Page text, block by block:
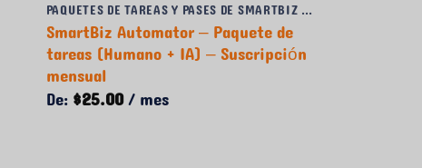
PAQUETES DE TAREAS Y PASES DE SMARTBIZ AUTOMATOR
SmartBiz Automator – Paquete de
tareas (Humano + IA) – Suscripción
mensual
De:$25.00/ mes